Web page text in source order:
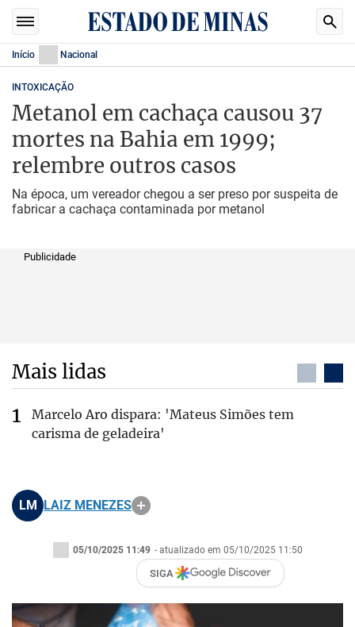
Início Nacional
INTOXICAÇÃO
Metanol em cachaça causou 37
mortes na Bahia em 1999;
relembre outros casos
Na época, um vereador chegou a ser preso por suspeita de
fabricar a cachaça contaminada por metanol
Publicidade
Mais lidas
Marcelo Aro dispara: 'Mateus Simões tem
carisma de geladeira'
LM LAIZ MENEZES
05/10/2025 11:49 - atualizado em 05/10/2025 11:50
SIGA